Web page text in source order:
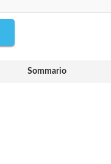
Sommario